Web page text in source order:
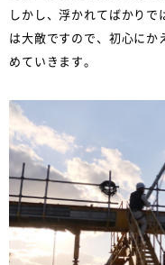
しかし、浮かれてばかり
は大敵ですので、初心に
めていきます。